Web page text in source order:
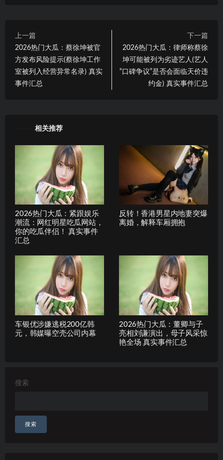
上一篇
2026热门大瓜：蔡徐坤被官
方发布风险提示(蔡徐坤工作
室被列入经营异常名录) 真实
事件汇总
下一篇
2026热门大瓜：律师称蔡徐
坤可能被列为劣迹艺人(艺人
“口碑争议”是否会面临天价违
约金) 真实事件汇总
相关推荐
2026热门大瓜：紧跟娱乐
潮流：网红明星吃瓜网站，
你的吃瓜伴侣！ 真实事件
汇总
反转！香港男星内地妻突爆
离婚，解释车厢拥抱
车银优涉嫌逃税200亿韩
元，韩媒曝空壳公司内幕
2026热门大瓜：董卿与子
亮相刘谦演出，母子风采惊
艳全场 真实事件汇总
搜索
搜索